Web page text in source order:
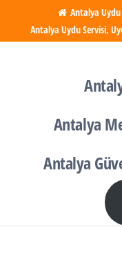
atla
Antalya
Antalya Uydu Servisi,
Antalya
Antalya